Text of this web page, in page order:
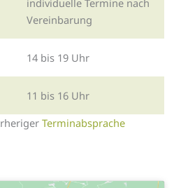
individuelle Termine nach
Vereinbarung
14 bis 19 Uhr
11 bis 16 Uhr
Terminabsprache